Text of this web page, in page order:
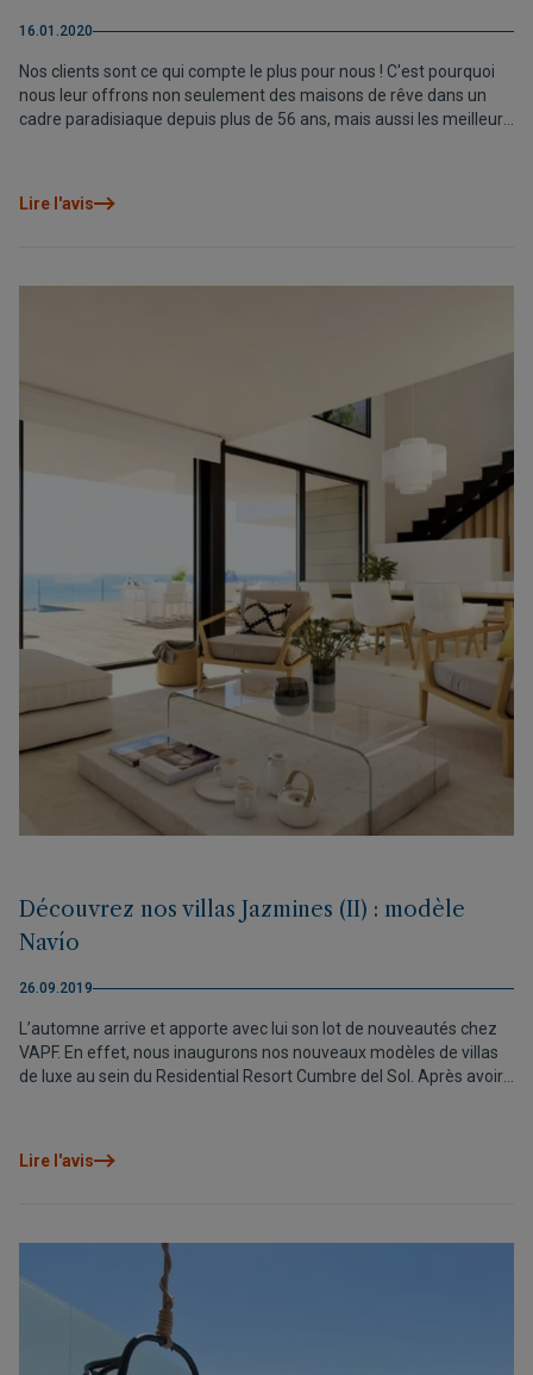
16.01.2020
Nos clients sont ce qui compte le plus pour nous ! C'est pourquoi
nous leur offrons non seulement des maisons de rêve dans un
cadre paradisiaque depuis plus de 56 ans, mais aussi les meilleurs
Lire l'avis
Découvrez nos villas Jazmines (II) : modèle
Navío
26.09.2019
L’automne arrive et apporte avec lui son lot de nouveautés chez
VAPF. En effet, nous inaugurons nos nouveaux modèles de villas
de luxe au sein du Residential Resort Cumbre del Sol. Après avoir
enchantera au premier regard. Soyez attentifs à chaque détail et
Lire l'avis